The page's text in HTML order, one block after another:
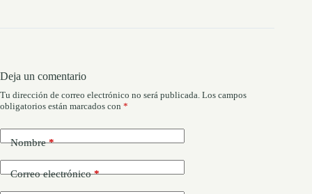
Deja un comentario
Tu dirección de correo electrónico no será publicada. Los campos
obligatorios están marcados con *
Nombre*
Correo electrónico*